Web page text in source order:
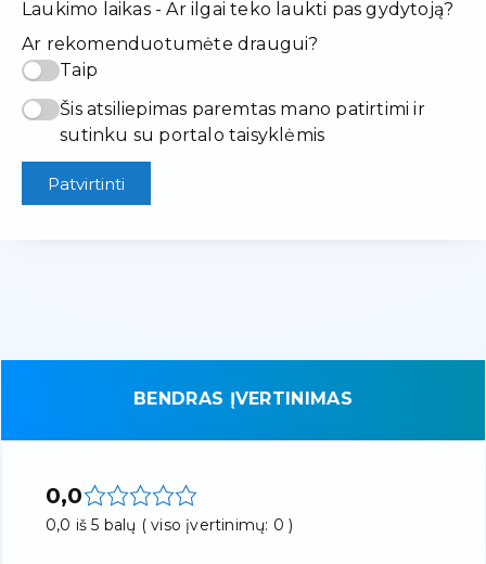
Laukimo laikas - Ar ilgai teko laukti pas gydytoją?
Ar rekomenduotumėte draugui?
Taip
Šis atsiliepimas paremtas mano patirtimi ir
sutinku su portalo taisyklėmis
Patvirtinti
BENDRAS ĮVERTINIMAS
0,0
0,0 iš 5 balų ( viso įvertinimų: 0 )